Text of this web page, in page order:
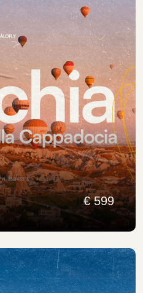
€ 599